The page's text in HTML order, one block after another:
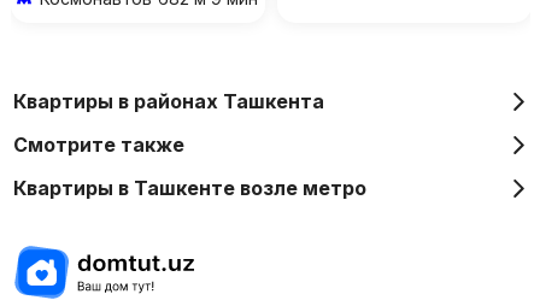
Квартиры в районах Ташкента
Смотрите также
Квартиры в Ташкенте возле метро